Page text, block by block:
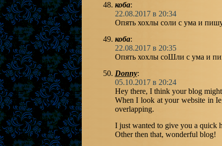
коба:
22.08.2017 в 20:34
Опять хохлы соли с ума и
коба:
22.08.2017 в 20:35
Опять хохлы соШли с ума и
Donny:
05.10.2017 в 20:24
Hey there, I think your blog
When I look at your website in
overlapping.
I just wanted to give you a quick
Other then that, wonderful blog!